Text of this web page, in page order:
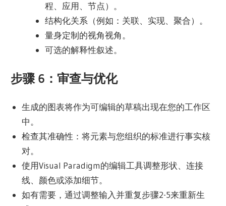
程、应用、节点）。
结构化关系（例如：关联、实现、聚合）。
量身定制的视角视角。
可选的解释性叙述。
步骤 6：审查与优化
生成的图表将作为可编辑的草稿出现在您的工作区
中。
检查其准确性：将元素与您组织的标准进行事实核
对。
使用Visual Paradigm的编辑工具调整形状、连接
线、颜色或添加细节。
如有需要，通过调整输入并重复步骤2-5来重新生